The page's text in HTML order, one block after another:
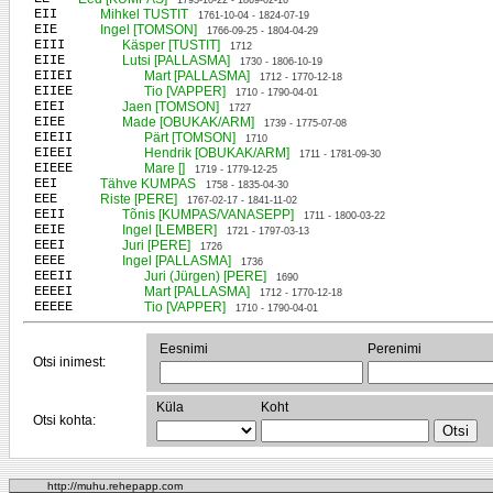
EII Mihkel TUSTIT 1761-10-04 - 1824-07-19
EIE Ingel [TOMSON] 1766-09-25 - 1804-04-29
EIII Käsper [TUSTIT] 1712
EIIE Lutsi [PALLASMA] 1730 - 1806-10-19
EIIEI Mart [PALLASMA] 1712 - 1770-12-18
EIIEE Tio [VAPPER] 1710 - 1790-04-01
EIEI Jaen [TOMSON] 1727
EIEE Made [OBUKAK/ARM] 1739 - 1775-07-08
EIEII Pärt [TOMSON] 1710
EIEEI Hendrik [OBUKAK/ARM] 1711 - 1781-09-30
EIEEE Mare [] 1719 - 1779-12-25
EEI Tähve KUMPAS 1758 - 1835-04-30
EEE Riste [PERE] 1767-02-17 - 1841-11-02
EEII Tõnis [KUMPAS/VANASEPP] 1711 - 1800-03-22
EEIE Ingel [LEMBER] 1721 - 1797-03-13
EEEI Juri [PERE] 1726
EEEE Ingel [PALLASMA] 1736
EEEII Juri (Jürgen) [PERE] 1690
EEEEI Mart [PALLASMA] 1712 - 1770-12-18
EEEEE Tio [VAPPER] 1710 - 1790-04-01
Otsi inimest:
Eesnimi Perenimi
Otsi kohta:
Küla Koht
http://muhu.rehepapp.com